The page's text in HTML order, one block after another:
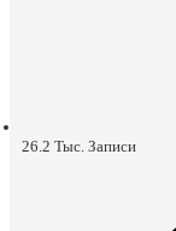
26.2 Тыс. Записи